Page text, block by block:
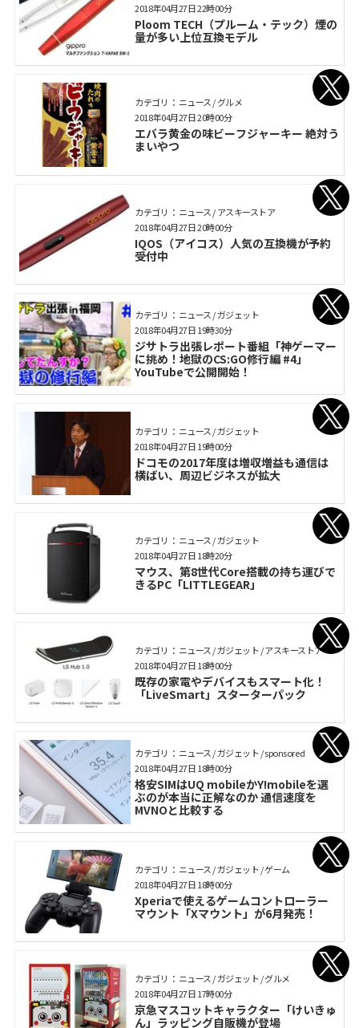
Ploom TECH（プルーム・テック）煙の
量が多い上位互換モデル
2018年04月27日 22時00分
カテゴリ： ニュース / グルメ
エバラ黄金の味ビーフジャーキー 絶対う
まいやつ
2018年04月27日 20時00分
カテゴリ： ニュース / アスキーストア
IQOS（アイコス）人気の互換機が予約
受付中
2018年04月27日 20時00分
カテゴリ： ニュース / ガジェット
ジサトラ出張レポート番組「神ゲーマー
に挑め！地獄のCS:GO修行編 #4」
YouTubeで公開開始！
2018年04月27日 19時30分
カテゴリ： ニュース / ガジェット
ドコモの2017年度は増収増益も通信は
横ばい、周辺ビジネスが拡大
2018年04月27日 19時00分
カテゴリ： ニュース / ガジェット
マウス、第8世代Core搭載の持ち運びで
きるPC「LITTLEGEAR」
2018年04月27日 18時20分
カテゴリ： ニュース / ガジェット / アスキーストア
既存の家電やデバイスもスマート化！
「LiveSmart」スターターパック
2018年04月27日 18時00分
カテゴリ： ニュース / ガジェット / sponsored
格安SIMはUQ mobileかY!mobileを選
ぶのが本当に正解なのか 通信速度を
MVNOと比較する
2018年04月27日 18時00分
カテゴリ： ニュース / ガジェット / ゲーム
Xperiaで使えるゲームコントローラー
マウント「Xマウント」が6月発売！
2018年04月27日 18時00分
カテゴリ： ニュース / ガジェット / グルメ
京急マスコットキャラクター「けいきゅ
ん」ラッピング自販機が登場
2018年04月27日 17時00分